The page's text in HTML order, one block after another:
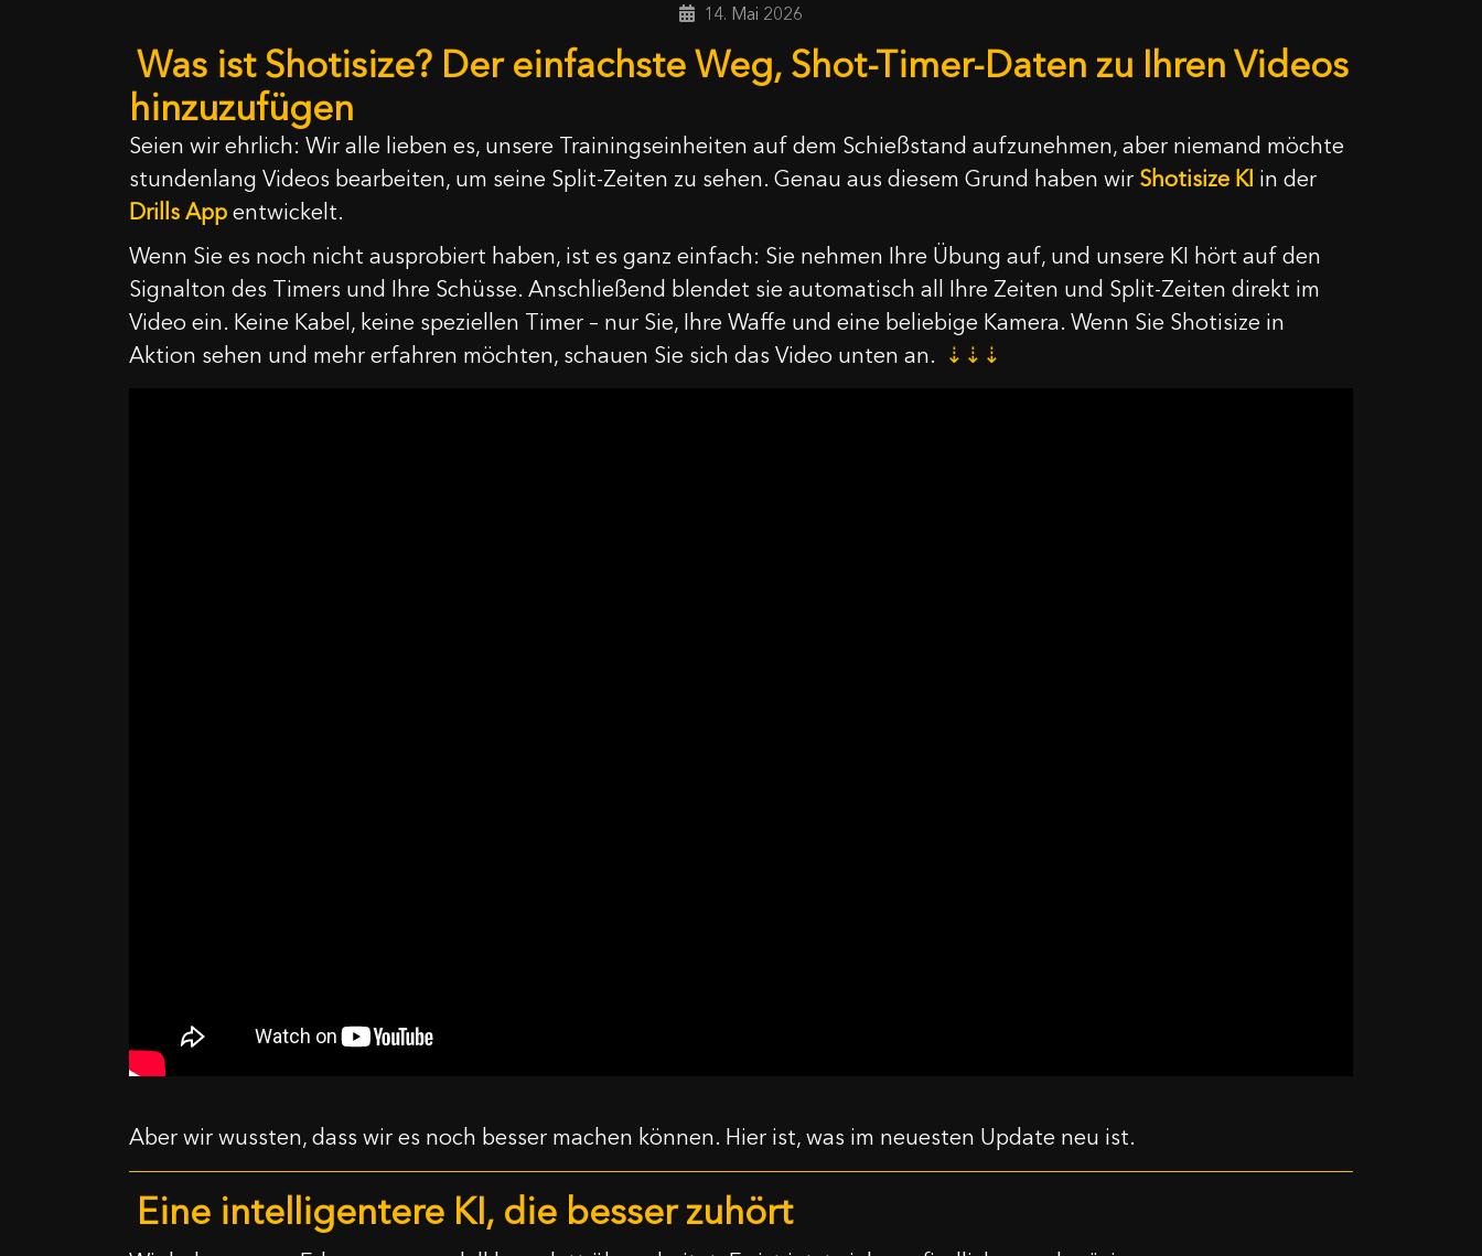
14. Mai 2026
Was ist Shotisize? Der einfachste Weg, Shot-Timer-Daten zu Ihren Videos
hinzuzufügen
Seien wir ehrlich: Wir alle lieben es, unsere Trainingseinheiten auf dem Schießstand aufzunehmen, aber niemand möchte
stundenlang Videos bearbeiten, um seine Split-Zeiten zu sehen. Genau aus diesem Grund haben wir Shotisize KI in der
Drills App entwickelt.
Wenn Sie es noch nicht ausprobiert haben, ist es ganz einfach: Sie nehmen Ihre Übung auf, und unsere KI hört auf den
Signalton des Timers und Ihre Schüsse. Anschließend blendet sie automatisch all Ihre Zeiten und Split-Zeiten direkt im
Video ein. Keine Kabel, keine speziellen Timer – nur Sie, Ihre Waffe und eine beliebige Kamera. Wenn Sie Shotisize in
Aktion sehen und mehr erfahren möchten, schauen Sie sich das Video unten an. ⇣⇣⇣
Aber wir wussten, dass wir es noch besser machen können. Hier ist, was im neuesten Update neu ist.
Eine intelligentere KI, die besser zuhört